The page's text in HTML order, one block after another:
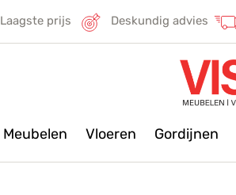
Laagste prijs Deskundig advies
Meubelen Vloeren Gordijnen